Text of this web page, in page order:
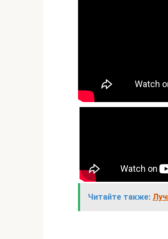
Читайте также: